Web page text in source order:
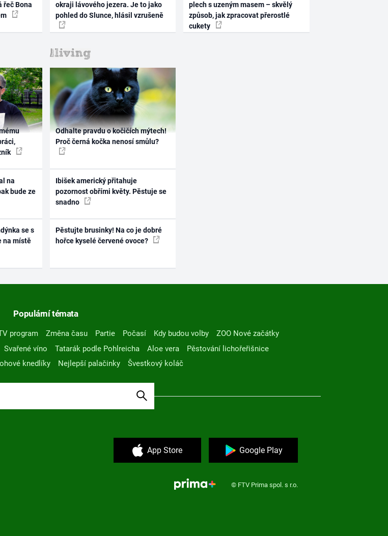
řeč Bona
okraji lávového jezera. Je to jako
pohled do Slunce, hlásil vzrušeně
plech s uzeným masem – skvělý
způsob, jak zpracovat přerostlé
cukety
na
bude ze
se s
na místě
Odhalte pravdu o kočičích mýtech!
Proč černá kočka nenosí smůlu?
Ibišek americký přitahuje
pozornost obřími květy. Pěstuje se
snadno
Pěstujte brusinky! Na co je dobré
hořce kyselé červené ovoce?
Populární témata
program Změna času Partie Počasí Kdy budou volby
ZOO Nové začátky
Svařené víno Tatarák podle Pohlreicha Aloe vera
Pěstování lichořeřišnice
knedlíky Nejlepší palačinky Švestkový koláč
App Store Google Play
© FTV Prima spol. s r.o.